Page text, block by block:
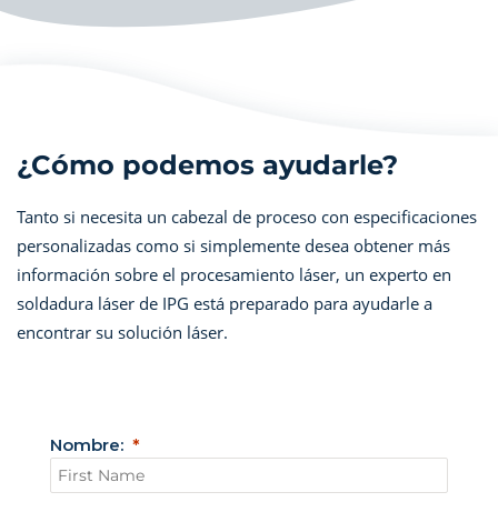
¿Cómo podemos ayudarle?
Tanto si necesita un cabezal de proceso con especificaciones
personalizadas como si simplemente desea obtener más
información sobre el procesamiento láser, un experto en
soldadura láser de IPG está preparado para ayudarle a
encontrar su solución láser.
Nombre: